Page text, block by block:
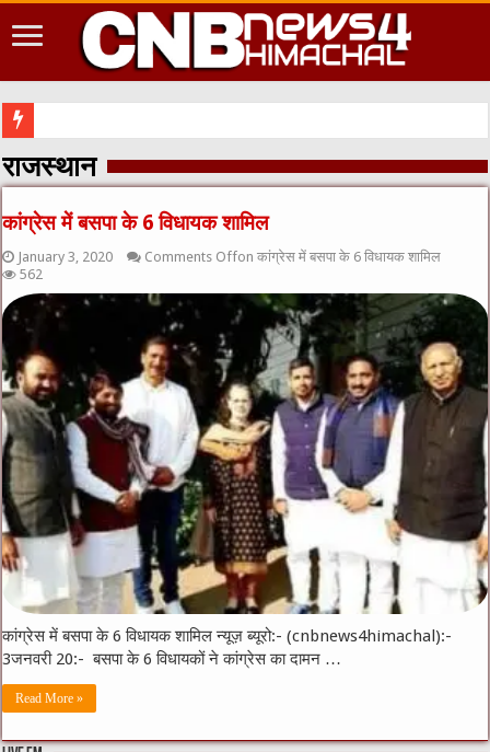
राजस्थान
कांग्रेस में बसपा के 6 विधायक शामिल
January 3, 2020 Comments Offon कांग्रेस में बसपा के 6 विधायक शामिल
562
कांग्रेस में बसपा के 6 विधायक शामिल न्यूज़ ब्यूरो:- (cnbnews4himachal):-
3जनवरी 20:- बसपा के 6 विधायकों ने कांग्रेस का दामन …
Read More »